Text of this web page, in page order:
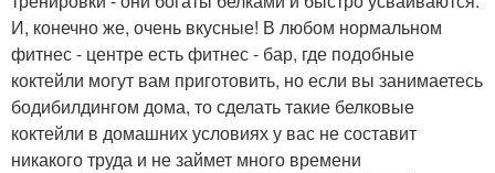
Углеводный коктейль Протеиновый коктейль
И, конечно же, очень вкусные! В любом нормальном
фитнес - центре есть фитнес - бар, где подобные
коктейли могут вам приготовить, но если вы занимаетесь
бодибилдингом дома, то сделать такие белковые
коктейли в домашних условиях у вас не составит
никакого труда и не займет много времени